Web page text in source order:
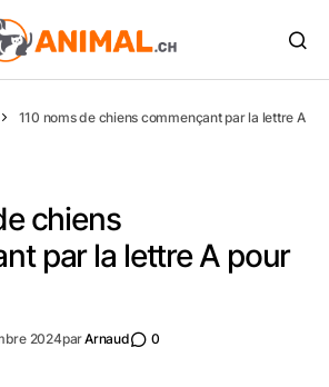
110 noms de chiens commençant par la lettre A
chiens
par la lettre A pour
2024parArnaud 0